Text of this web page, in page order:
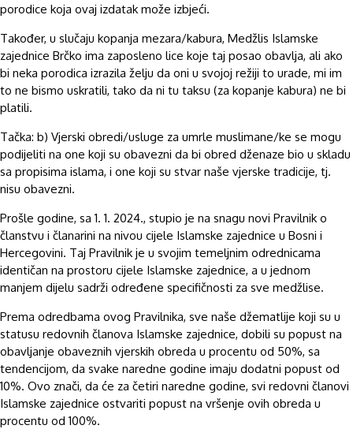
porodice koja ovaj izdatak može izbjeći.
Također, u slučaju kopanja mezara/kabura, Medžlis Islamske
zajednice Brčko ima zaposleno lice koje taj posao obavlja, ali ako
bi neka porodica izrazila želju da oni u svojoj režiji to urade, mi im
to ne bismo uskratili, tako da ni tu taksu (za kopanje kabura) ne bi
platili.
Tačka: b) Vjerski obredi/usluge za umrle muslimane/ke se mogu
podijeliti na one koji su obavezni da bi obred dženaze bio u skladu
sa propisima islama, i one koji su stvar naše vjerske tradicije, tj.
nisu obavezni.
Prošle godine, sa 1. 1. 2024., stupio je na snagu novi Pravilnik o
članstvu i članarini na nivou cijele Islamske zajednice u Bosni i
Hercegovini. Taj Pravilnik je u svojim temeljnim odrednicama
identičan na prostoru cijele Islamske zajednice, a u jednom
manjem dijelu sadrži određene specifičnosti za sve medžlise.
Prema odredbama ovog Pravilnika, sve naše džematlije koji su u
statusu redovnih članova Islamske zajednice, dobili su popust na
obavljanje obaveznih vjerskih obreda u procentu od 50%, sa
tendencijom, da svake naredne godine imaju dodatni popust od
10%. Ovo znači, da će za četiri naredne godine, svi redovni članovi
Islamske zajednice ostvariti popust na vršenje ovih obreda u
procentu od 100%.